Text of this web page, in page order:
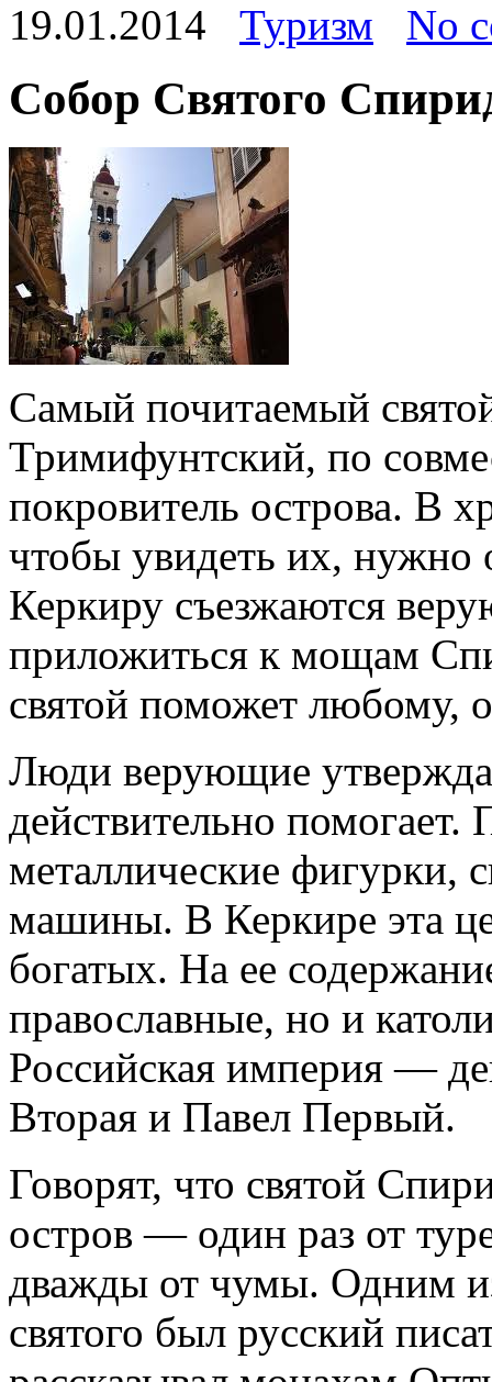
19.01.2014
Туризм No
Собор Святого
Самый почитаемый
Тримифунтский, по
покровитель острова. В
чтобы увидеть их, нужно
Керкиру съезжаются
приложиться к мощам
святой поможет любому,
Люди верующие
действительно
металлические фигурки,
машины. В Керкире эта
богатых. На ее
православные, но и
Российская империя —
Вторая и Павел Первый.
Говорят, что святой
остров — один раз от
дважды от чумы. Одним
святого был русский